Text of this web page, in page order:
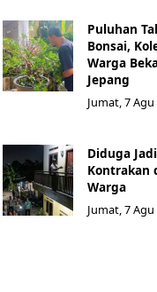
Puluhan
Bonsai,
Warga
Jepang
Jumat, 7 Agu
Diduga
Kontrakan
Warga
Jumat, 7 Agu